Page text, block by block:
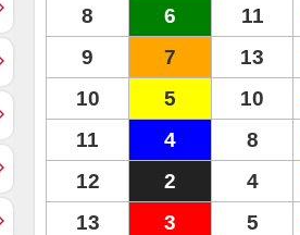
8
6 11
9
7 13
10
5 10
11
4 8
12
2 4
13
3 5